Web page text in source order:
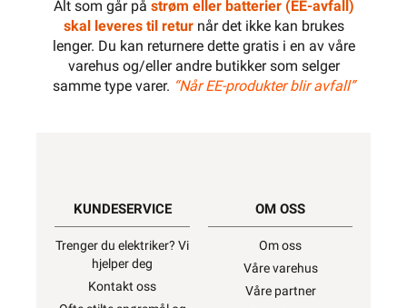
Alt som går på strøm eller batterier (EE-avfall)
skal leveres til returnår det ikke kan brukes
lenger. Du kan returnere dette gratis i en av våre
varehus og/eller andre butikker som selger
samme type varer. “Når EE-produkter blir avfall”
KUNDESERVICE
Trenger du elektriker? Vi
hjelper deg
Kontakt oss
OM OSS
Om oss
Våre varehus
Våre partner